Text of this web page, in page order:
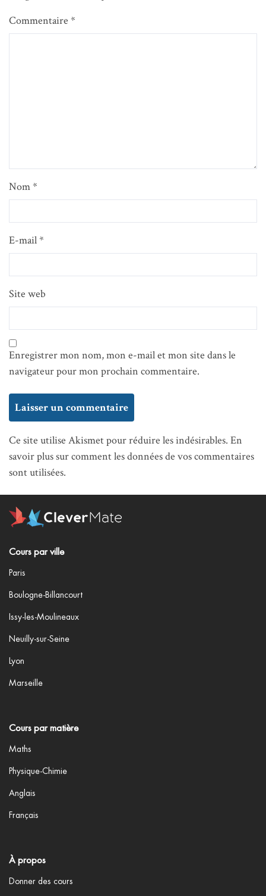
Commentaire *
Nom*
E-mail*
Site web
Enregistrer mon nom, mon e-mail et mon site dans le
navigateur pour mon prochain commentaire.
Ce site utilise Akismet pour réduire les indésirables. En
savoir plus sur comment les données de vos commentaires
sont utilisées.
Cours par ville
Paris
Boulogne-Billancourt
Issy-les-Moulineaux
Neuilly-sur-Seine
Lyon
Marseille
Cours par matière
Maths
Physique-Chimie
Anglais
Français
À propos
Donner des cours